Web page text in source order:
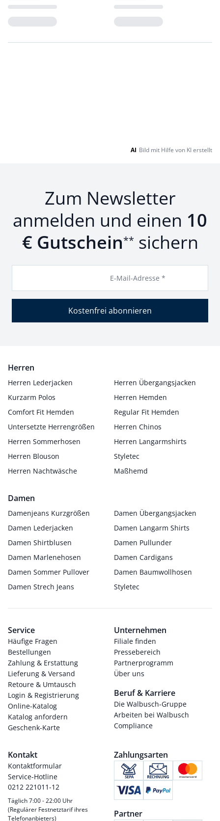
AI Bild mit Hilfe von KI erstellt
Zum Newsletter
anmelden und einen 10
€ Gutschein** sichern
E-Mail-Adresse *
Kostenfrei abonnieren
Herren
Herren Lederjacken
Herren Übergangsjacken
Kurzarm Polos
Herren Hemden
Comfort Fit Hemden
Regular Fit Hemden
Untersetzte Herrengrößen
Herren Chinos
Herren Sommerhosen
Herren Langarmshirts
Herren Blouson
Styletec
Herren Nachtwäsche
Maßhemd
Damen
Damenjeans Kurzgrößen
Damen Übergangsjacken
Damen Lederjacken
Damen Langarm Shirts
Damen Shirtblusen
Damen Pullunder
Damen Marlenehosen
Damen Cardigans
Damen Sommer Pullover
Damen Baumwollhosen
Damen Strech Jeans
Styletec
Service
Häufige Fragen
Bestellungen
Zahlung & Erstattung
Lieferung & Versand
Retoure & Umtausch
Login & Registrierung
Online-Katalog
Katalog anfordern
Geschenk-Karte
Unternehmen
Filiale finden
Pressebereich
Partnerprogramm
Über uns
Beruf & Karriere
Die Walbusch-Gruppe
Arbeiten bei Walbusch
Compliance
Kontakt
Kontaktformular
Service-Hotline
0212 221011-12
Täglich 7:00 - 22:00 Uhr
(Regulärer Festnetztarif ihres
Telefonanbieters)
Zahlungsarten
Partner